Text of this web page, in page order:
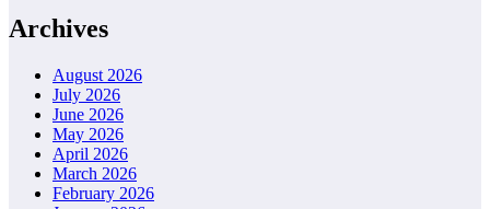
Archives
August 2026
July 2026
June 2026
May 2026
April 2026
March 2026
February 2026